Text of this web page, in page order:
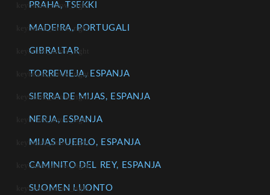
PRAHA, TSEKKI
MADEIRA, PORTUGALI
GIBRALTAR
TORREVIEJA, ESPANJA
SIERRA DE MIJAS, ESPANJA
NERJA, ESPANJA
MIJAS PUEBLO, ESPANJA
CAMINITO DEL REY, ESPANJA
SUOMEN LUONTO